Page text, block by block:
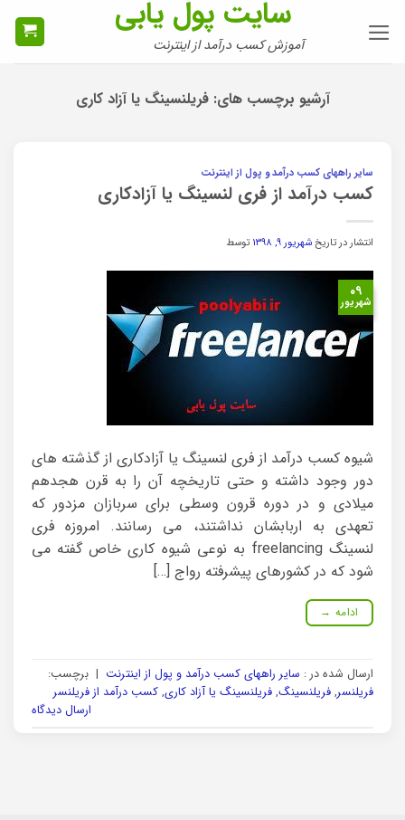
سایت پول یابی
آموزش کسب درآمد از اینترنت
آرشیو برچسب های:فریلنسینگ یا آزاد کاری
سایر راههای کسب درآمد و پول از اینترنت
کسب درآمد از فری لنسینگ یا آزادکاری
انتشار در تاریخشهریور ۹, ۱۳۹۸ توسط
۰۹
شهریور
شیوه کسب درآمد از فری لنسینگ یا آزادکاری از گذشته های
دور وجود داشته و حتی تاریخچه آن را به قرن هجدهم
میلادی و در دوره قرون وسطی برای سربازان مزدور که
تعهدی به اربابشان نداشتند، می رسانند. امروزه فری
لنسینگ freelancing به نوعی شیوه کاری خاص گفته می
شود که در کشورهای پیشرفته رواج […]
ادامه →
ارسال شده در : سایر راههای کسب درآمد و پول از اینترنت | برچسب:
فریلنسر, فریلنسینگ, فریلنسینگ یا آزاد کاری, کسب درآمد از فریلنسر
ارسال دیدگاه